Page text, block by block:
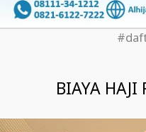
BIAYA HAJI